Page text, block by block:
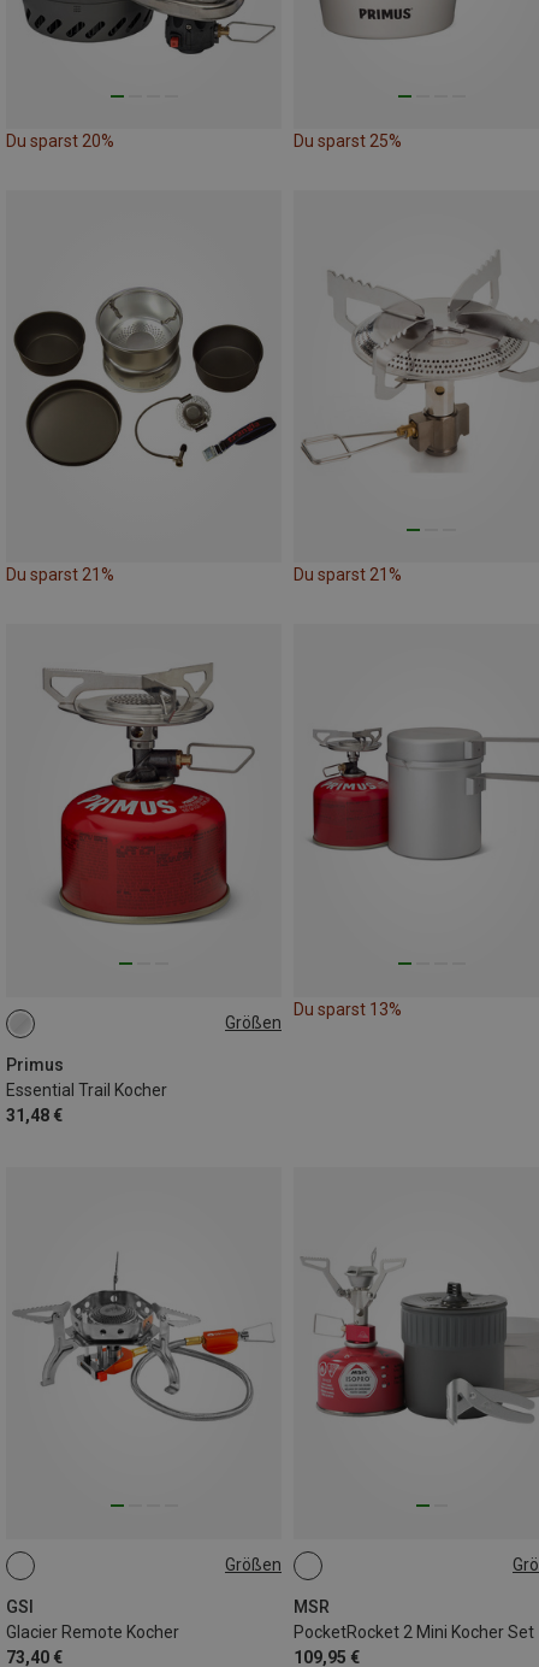
Du sparst 20% Du sparst 25%
Du sparst 21% Du sparst 21%
Größen
Primus
Essential Trail Kocher
31,48 €
ONE SIZE
Du sparst 13%
Größen
GSI
Glacier Remote Kocher
73,40 €
ONE SIZE
MSR
PocketRocket 2 Mini Kocher Set
109,95 €
ONE SIZE